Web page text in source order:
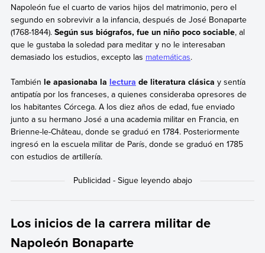
Napoleón fue el cuarto de varios hijos del matrimonio, pero el
segundo en sobrevivir a la infancia, después de José Bonaparte
(1768-1844). Según sus biógrafos, fue un niño poco sociable, al
que le gustaba la soledad para meditar y no le interesaban
demasiado los estudios, excepto las matemáticas.
También le apasionaba la lectura de literatura clásica y sentía
antipatía por los franceses, a quienes consideraba opresores de
los habitantes Córcega. A los diez años de edad, fue enviado
junto a su hermano José a una academia militar en Francia, en
Brienne-le-Château, donde se graduó en 1784. Posteriormente
ingresó en la escuela militar de París, donde se graduó en 1785
con estudios de artillería.
Los inicios de la carrera militar de
Napoleón Bonaparte